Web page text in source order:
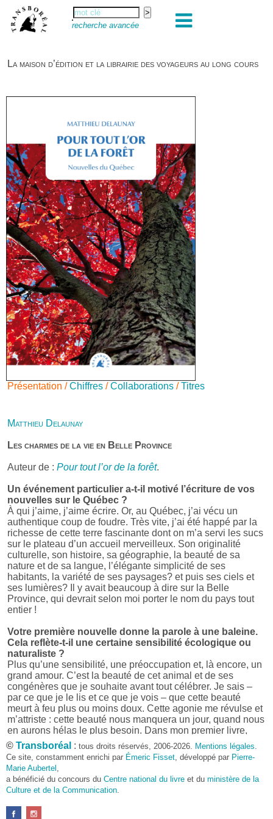
recherche avancée
La maison d’édition et la librairie des voyageurs au long cours
Présentation /Chiffres /Collaborations /Titres
Matthieu Delaunay
Les charmes de la vie en Belle Province
Auteur de : Pour tout l’or de la forêt.
Un événement particulier a-t-il motivé l’écriture de vos
nouvelles sur le Québec ?
À qui j’aime, j’aime écrire. Or, au Québec, j’ai vécu un
authentique coup de foudre. Très vite, j’ai été happé par la
richesse de cette terre fascinante dont on m’a servi les sucs
sur le plateau d’un accueil merveilleux. Son originalité
culturelle, son histoire, sa géographie, la beauté de sa
nature et de sa langue, l’élégante simplicité de ses
habitants, la variété de ses paysages? et puis ses ciels et
ses lumières? Il y avait beaucoup à dire sur la Belle
Province, qui devrait selon moi porter le nom du pays tout
entier !
Votre première nouvelle donne la parole à une baleine.
Cela reflète-t-il une certaine sensibilité écologique ou
naturaliste ?
Plus qu’une sensibilité, une préoccupation et, là encore, un
grand amour. C’est la beauté de cet animal et de ses
congénères que je souhaite avant tout célébrer. Je sais –
par ce que je le lis et ce que je vois – que cette beauté
meurt à feu plus ou moins doux. Cette agonie me révulse et
m’attriste : cette beauté nous manquera un jour, quand nous
en aurons hélas le plus besoin. Dans mon premier livre,
j’avais pris goût à me mettre dans la peau d’une bête. Outre
l’intérêt de l’exercice littéraire, il me semble que cela peut
être un bon moyen pour transmettre certains messages.
Pourquoi avoir choisi le format des nouvelles plutôt
qu’un autre ?
D’abord parce que j’aime (décidément!) en lire !
© Transboréal : tous droits réservés, 2006-2026. Mentions légales
Ce site, constamment enrichi par Émeric Fisset , développé par Pierre-
Marie Aubertel
a bénéficié du concours du Centre national du livre et du ministère de la
Culture et de la Communication